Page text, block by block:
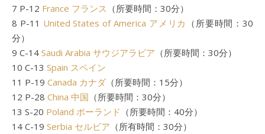
7 P-12 France フランス （所要時間：30分）
8 P-11 United States of America アメリカ （所要時間：30
分）
9 C-14 Saudi Arabia サウジアラビア （所要時間：30分）
10 C-13 Spain スペイン
11 P-19 Canada カナダ （所要時間：15分）
12 P-28 China 中国 （所要時間：30分）
13 S-20 Poland ポーランド （所要時間：40分）
14 C-19 Serbia セルビア （所有時間：30分）